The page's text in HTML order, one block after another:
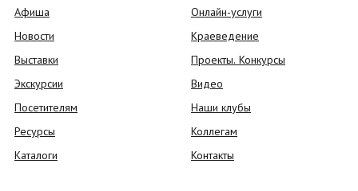
Афиша
Новости
Выставки
Экскурсии
Посетителям
Ресурсы
Каталоги
Онлайн-услуги
Краеведение
Проекты. Конкурсы
Видео
Наши клубы
Коллегам
Контакты